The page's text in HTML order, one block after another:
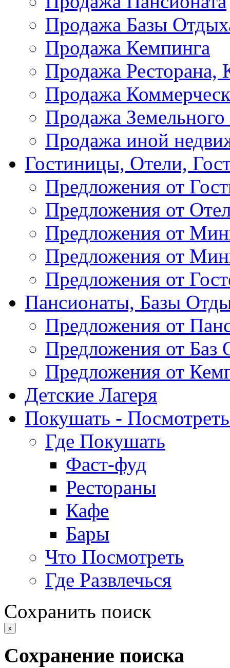
Продажа Базы
Продажа Кемпинга
Продажа Ресторана,
Продажа
Продажа Земельного
Продажа иной
Гостиницы, Отели,
Предложения от
Предложения от
Предложения от
Предложения от
Предложения от
Пансионаты, Базы
Предложения от
Предложения от Баз
Предложения от
Детские Лагеря
Покушать - Посмотреть
Где Покушать
Фаст-фуд
Рестораны
Кафе
Бары
Что Посмотреть
Где Развлечься
Сохранить поиск
x
Сохранение поиска